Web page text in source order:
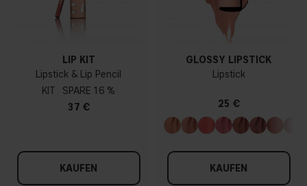
LIP KIT
Lipstick & Lip Pencil
KIT
16 %
37 €
KAUFEN
GLOSSY LIPSTICK
Lipstick
25 €
KAUFEN